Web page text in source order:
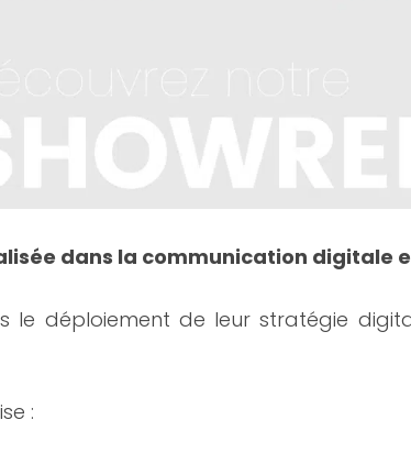
dans la communication
le déploiement de leur stratégie
: